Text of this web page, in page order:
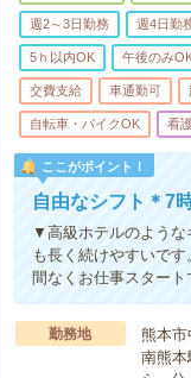
週2～3日勤務 週4日勤
5ｈ以内OK 午後のみ
交費支給 車通勤可
自転車・バイクOK 看
ここがポイント！
自由なシフト＊7
▼高級ホテルのような
も長く続けやすいで
間なくお仕事スタート
勤務地
熊本
南熊本